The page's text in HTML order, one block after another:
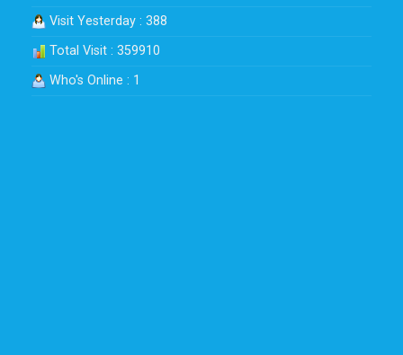
Visit Yesterday : 388
Total Visit : 359910
Who's Online : 1